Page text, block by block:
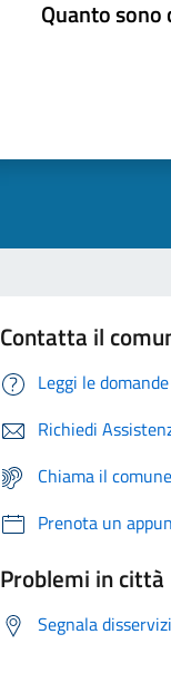
Quanto
Contatta il
Leggi le
Richiedi
Chiama il
Prenota un
Problemi in città
Segnala